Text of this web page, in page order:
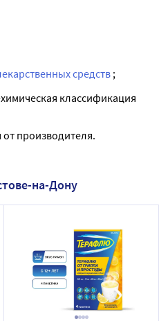
средств ;
классификация
производителя.
на-Дону